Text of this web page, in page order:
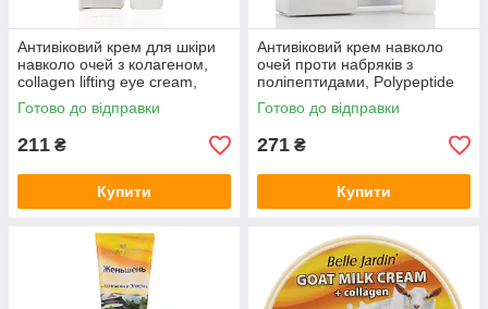
Антивіковий крем для шкіри
навколо очей з колагеном,
collagen lifting eye cream,
Hollyskin, 10 мл
Готово до відправки
211 ₴
Купити
Антивіковий крем навколо
очей проти набряків з
поліпептидами, Polypeptide
Eye Contour Cream, Revuele,
25 ml
Готово до відправки
271 ₴
Купити